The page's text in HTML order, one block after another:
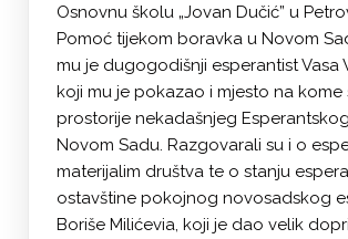
Osnovnu školu „Jovan Dučić” u
Pomoć tijekom boravka u Novom
mu je dugogodišnji esperantist Vasa
koji mu je pokazao i mjesto na kome
prostorije nekadašnjeg
Novom Sadu. Razgovarali su i o
materijalim društva te o stanju
ostavštine pokojnog novosadskog
Boriše Milićevia, koji je dao velik